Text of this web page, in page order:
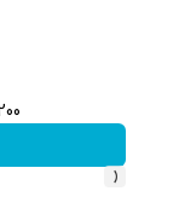
رویش مجدد ریشه مو👇
200 سوت نقره پیدا
‹